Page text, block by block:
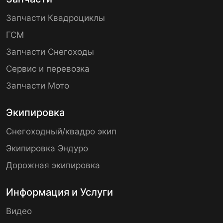
Запчасти Квадроциклы
ГСМ
Запчасти Снегоходы
Сервис и перевозка
Запчасти Мото
Экипировка
Снегоходный/квадро экип
Экипировка Эндуро
Дорожная экипировка
Информация и Услуги
Видео